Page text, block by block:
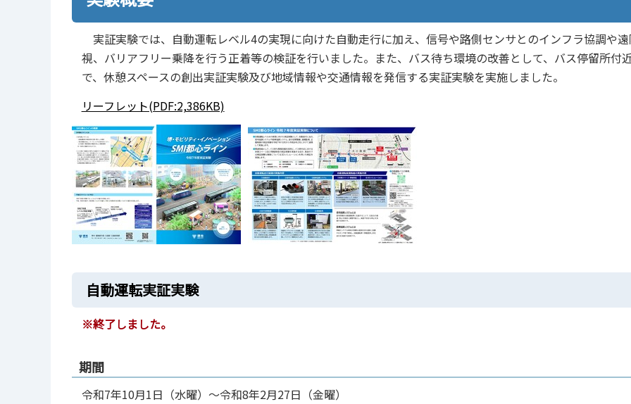
実証実験では、自動運転レベル4の実現に向けた自動走行に加え、信号や路側センサとのインフラ協調や
視、バリアフリー乗降を行う正着等の検証を行いました。また、バス待ち環境の改善として、バス停留所付
で、休憩スペースの創出実証実験及び地域情報や交通情報を発信する実証実験を実施しました。
リーフレット(PDF:2,386KB)
自動運転実証実験
※終了しました。
期間
令和7年10月1日（水曜）～令和8年2月27日（金曜）